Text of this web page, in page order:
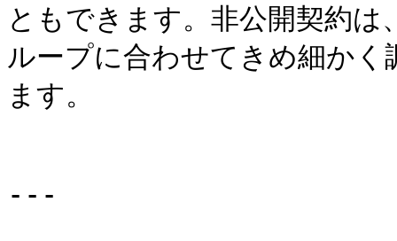
ともできます。非公開契約
ループに合わせてきめ細か
ます。
---